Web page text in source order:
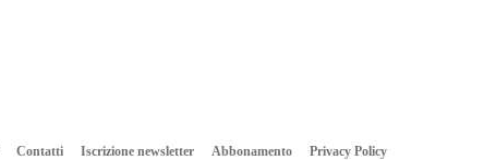
Contatti Iscrizione newsletter Abbonamento Privacy Policy